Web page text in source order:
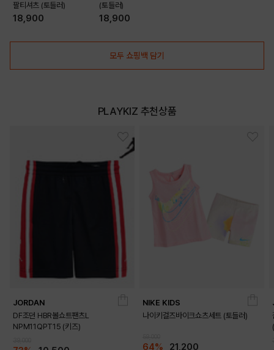
팔티셔츠 (토들러)
18,900
(토들러)
18,900
모두 쇼핑백 담기
PLAYKIZ 추천상품
JORDAN
DF조던 HBR볼쇼트팬츠L
NPM11QPT15 (키즈)
NIKE KIDS
나이키걸즈바이크쇼츠세트 (토들러)
64% 21,200